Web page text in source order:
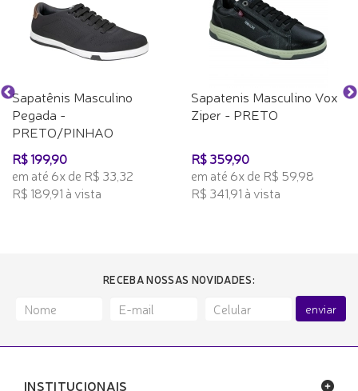
Sapatênis Masculino
Pegada -
PRETO/PINHAO
R$ 199,90
em até 6x de R$ 33,32
R$ 189,91 à vista
Sapatenis Masculino Vox
Ziper - PRETO
R$ 359,90
em até 6x de R$ 59,98
R$ 341,91 à vista
RECEBA NOSSAS NOVIDADES:
enviar
INSTITUCIONAIS